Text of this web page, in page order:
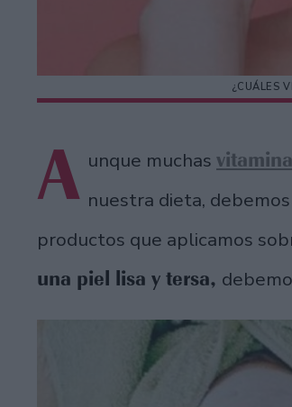
¿CUÁLES
A unque muchas
nuestra dieta,
productos que aplicamos
una piel lisa y tersa,